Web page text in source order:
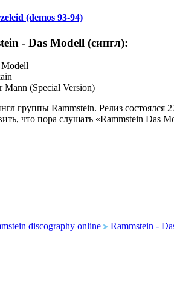
(demos 93-94)
- Das Modell (сингл):
Modell
Mann (Special Version)
группы Rammstein. Релиз
что пора слушать «Rammstein Das
discography online Rammstein -